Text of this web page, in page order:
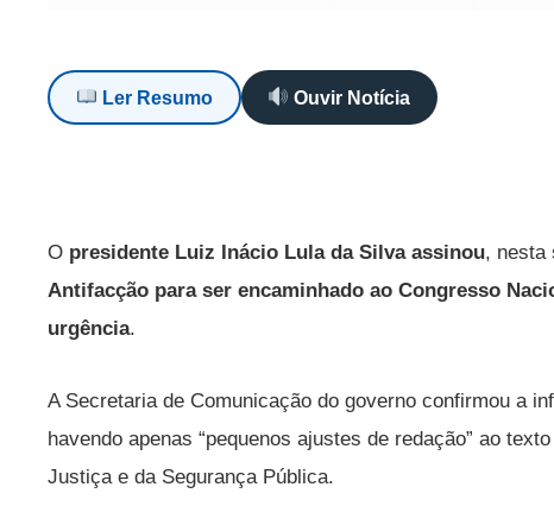
Ler Resumo Ouvir Notícia
O presidente Luiz Inácio Lula da Silva assinou, nesta
Antifacção para ser encaminhado ao Congresso
urgência.
A Secretaria de Comunicação do governo confirmou a
havendo apenas “pequenos ajustes de redação” ao
Justiça e da Segurança Pública.